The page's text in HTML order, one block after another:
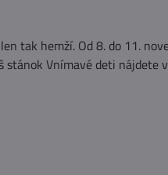
tak hemží. Od 8. do 11.
Vnímavé deti nájdete